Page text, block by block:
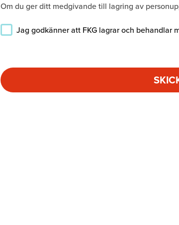
Om du ger ditt medgivande till lagring av
Jag godkänner att FKG lagrar och behandlar